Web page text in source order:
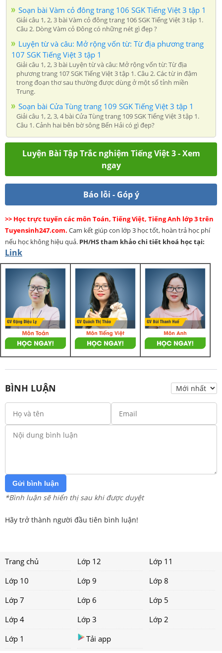
Soạn bài Vàm cỏ đông trang 106 SGK Tiếng Việt 3 tập 1
Giải câu 1, 2, 3 bài Vàm cỏ đông trang 106 SGK Tiếng Việt 3 tập 1.
Câu 2. Dòng Vàm cỏ Đông có những nét gì đẹp ?
Luyện từ và câu: Mở rộng vốn từ: Từ địa phương trang
107 SGK Tiếng Việt 3 tập 1
Giải câu 1, 2, 3 bài Luyện từ và câu: Mở rộng vốn từ: Từ địa
phương trang 107 SGK Tiếng Việt 3 tập 1. Câu 2. Các từ in đậm
trong đoạn thơ sau thường được dùng ở một số tỉnh miền
Trung.
Soạn bài Cửa Tùng trang 109 SGK Tiếng Việt 3 tập 1
Giải câu 1, 2, 3, 4 bài Cửa Tùng trang 109 SGK Tiếng Việt 3 tập 1.
Câu 1. Cảnh hai bên bờ sông Bến Hải có gì đẹp?
Luyện Bài Tập Trắc nghiệm Tiếng Việt 3 - Xem
ngay
Báo lỗi - Góp ý
>> Học trực tuyến các môn Toán, Tiếng Việt, Tiếng Anh lớp 3 trên
Tuyensinh247.com. Cam kết giúp con lớp 3 học tốt, hoàn trả học phí
nếu học không hiệu quả. PH/HStham khảo chi tiết khoá học tại:
Link
BÌNH LUẬN
Gửi bình luận
*Bình luận sẽ hiển thị sau khi được duyệt
Hãy trở thành người đầu tiên bình luận!
Trang chủ Lớp 12
Lớp 11
Lớp 10
Lớp 9
Lớp 8
Lớp 7
Lớp 6
Lớp 5
Lớp 4
Lớp 3
Lớp 2
Lớp 1
Tải app